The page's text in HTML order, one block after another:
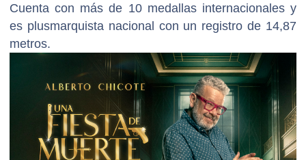
Cuenta con más de 10 medallas internacionales y
es plusmarquista nacional con un registro de 14,87
metros.